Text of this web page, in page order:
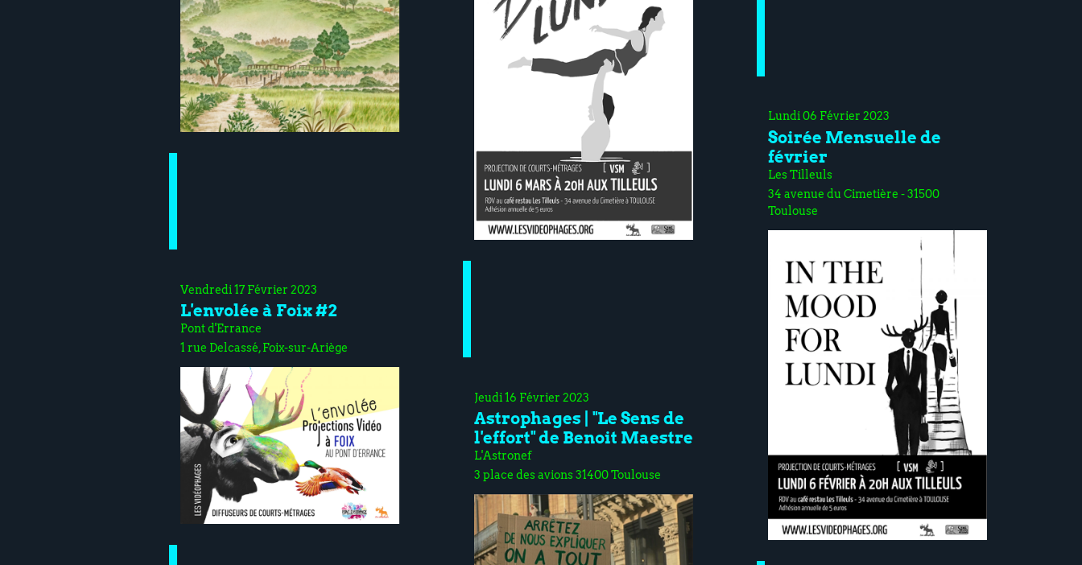
Vendredi 17 Février 2023
L'envolée à Foix #2
Pont d'Errance
1 rue Delcassé, Foix-sur-Ariège
Jeudi 16 Février 2023
Astrophages | "Le Sens de
l'effort" de Benoit Maestre
L'Astronef
3 place des avions 31400 Toulouse
Lundi 06 Février 2023
Soirée Mensuelle de
février
Les Tilleuls
34 avenue du Cimetière - 31500
Toulouse